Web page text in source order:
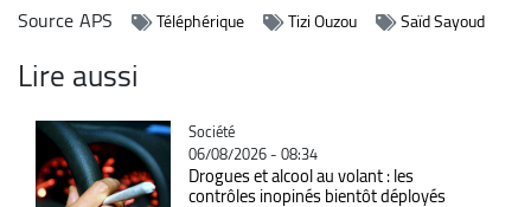
SourceAPS Téléphérique Tizi Ouzou Saïd Sayoud
Lire aussi
Catégorie
Société
06/08/2026 - 08:34
Drogues et alcool au volant : les
contrôles inopinés bientôt déployés